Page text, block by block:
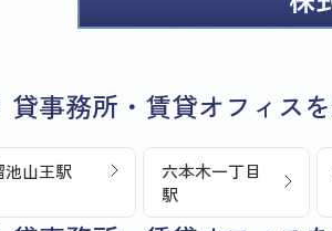
貸事務所・賃貸オフィス
池山王駅
六本木一丁目
駅